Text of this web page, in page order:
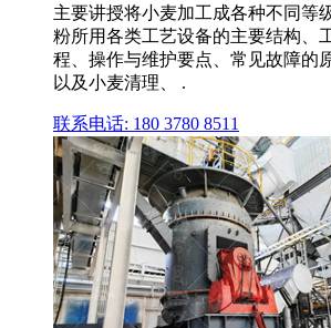
主要讲授将小麦加工成各种不同等
粉所用各类工艺设备的主要结构、
程、操作与维护要点、常见故障的
以及小麦清理、 .
联系电话: 180 3780 8511